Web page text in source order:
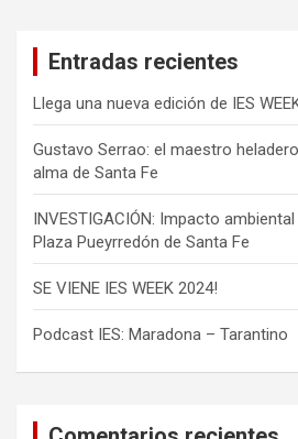
Entradas recientes
Llega una nueva edición de IES
Gustavo Serrao: el maestro
alma de Santa Fe
INVESTIGACIÓN: Impacto
Plaza Pueyrredón de Santa Fe
SE VIENE IES WEEK 2024!
Podcast IES: Maradona – Tarantino